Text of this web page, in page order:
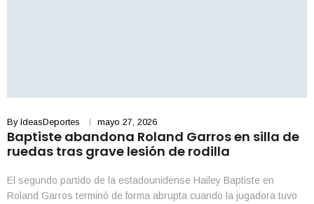
By IdeasDeportes mayo 27, 2026
Baptiste abandona Roland Garros en silla de
ruedas tras grave lesión de rodilla
El segundo partido de la estadounidense Hailey Baptiste en
Roland Garros terminó de forma abrupta cuando la jugadora tuvo